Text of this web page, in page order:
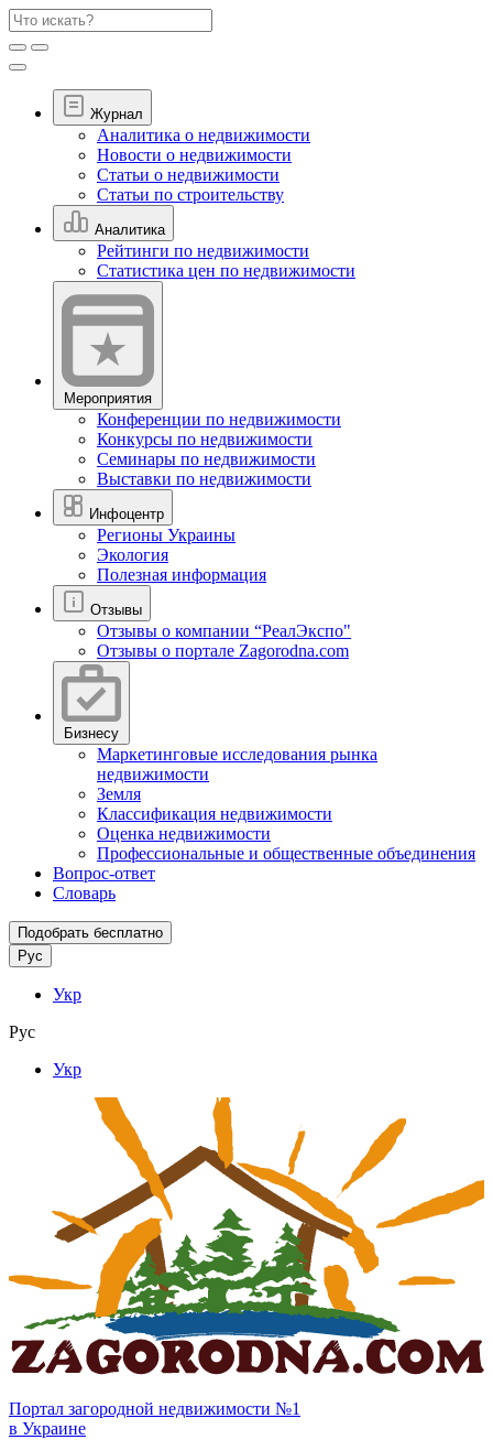
Журнал
Аналитика о недвижимости
Новости о недвижимости
Статьи о недвижимости
Статьи по строительству
Аналитика
Рейтинги по недвижимости
Статистика цен по недвижимости
Мероприятия
Конференции по недвижимости
Конкурсы по недвижимости
Семинары по недвижимости
Выставки по недвижимости
Инфоцентр
Регионы Украины
Экология
Полезная информация
Отзывы
Отзывы о компании “РеалЭкспо"
Отзывы о портале Zagorodna.com
Бизнесу
Маркетинговые исследования рынка
недвижимости
Земля
Классификация недвижимости
Оценка недвижимости
Профессиональные и общественные объединения
Вопрос-ответ
Словарь
Подобрать бесплатно
Рус
Укр
Рус
Укр
Портал загородной недвижимости №1
в Украине